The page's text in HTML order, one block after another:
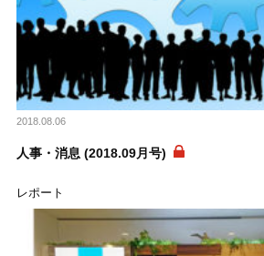
2018.08.06
人事・消息 (2018.09月号)
レポート